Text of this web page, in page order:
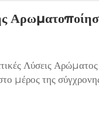
Λύσεις
μέρος της
μάρκετινγκ